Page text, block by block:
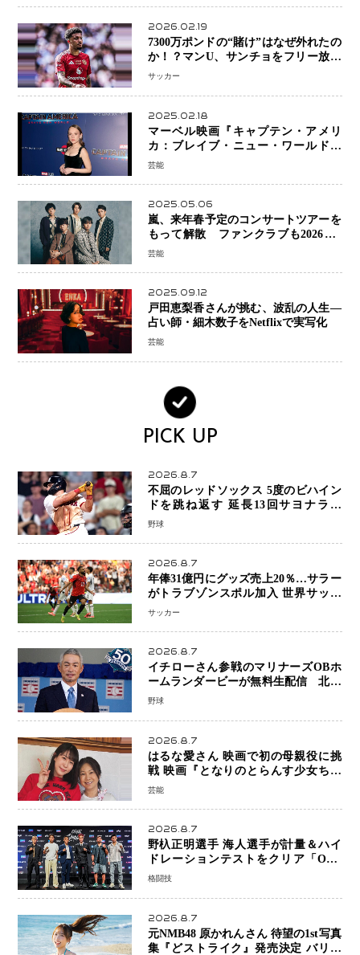
2026.02.19
7300万ポンドの“賭け”はなぜ外れたの
か！？マンU、サンチョをフリー放出
へ・・・補強戦略の転換点に
サッカー
2025.02.18
マーベル映画『キャプテン・アメリ
カ：ブレイブ・ニュー・ワールド』
新ブラック・ウィドウ役のシラ・ハー
芸能
2025.05.06
嵐、来年春予定のコンサートツアーを
もって解散 ファンクラブも2026年5
月末で活動終了
芸能
2025.09.12
戸田恵梨香さんが挑む、波乱の人生―
占い師・細木数子をNetflixで実写化
芸能
PICK UP
2026.8.7
不屈のレッドソックス 5度のビハイン
ドを跳ね返す 延長13回サヨナラ勝
ち 吉田正尚選手も2安打1打点で貢献 4
野球
2026.8.7
年俸31億円にグッズ売上20％…サラー
がトラブゾンスポル加入 世界サッカ
ーは「五大リーグ一強」から新時代へ
サッカー
2026.8.7
イチローさん参戦のマリナーズOBホ
ームランダービーが無料生配信 北米
ならではの“魅せる興行”に世界が注目
野球
2026.8.7
はるな愛さん 映画で初の母親役に挑
戦 映画『となりのとらんす少女ちゃ
ん』11月7日公開 未来の自分との対話
芸能
2026.8.7
野杁正明選手 海人選手が計量＆ハイ
ドレーションテストをクリア「ONE
SAMURAI 2」決戦へ万全の準備整う
格闘技
2026.8.7
元NMB48 原かれんさん 待望の1st写真
集『どストライク』発売決定 バリで